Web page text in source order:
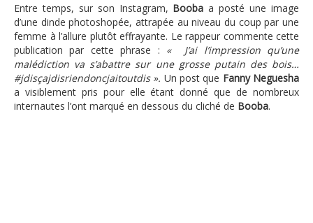
Entre temps, sur son Instagram, Booba a posté une image
d’une dinde photoshopée, attrapée au niveau du coup par une
femme à l’allure plutôt effrayante. Le rappeur commente cette
publication par cette phrase : « J’ai l’impression qu’une
malédiction va s’abattre sur une grosse putain des bois…
#jdisçajdisriendoncjaitoutdis ». Un post que Fanny Neguesha
a visiblement pris pour elle étant donné que de nombreux
internautes l’ont marqué en dessous du cliché de Booba.